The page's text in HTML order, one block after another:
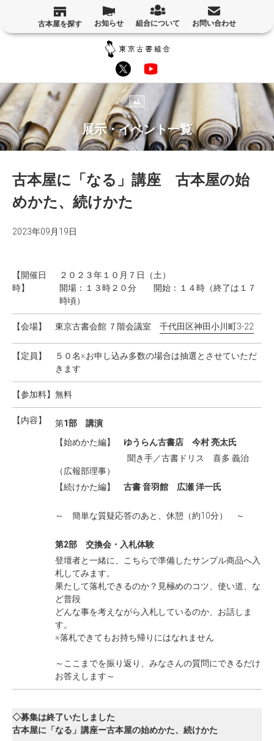
古本屋を探す お知らせ 組合について お問い合わせ
展示・イベント一覧
古本屋に「なる」講座 古本屋の始
めかた、続けかた
2023年09月19日
【開催日
時】
２０２３年１０月７日（土）
開場：１３時２０分 開始：１４時（終了は１７
時頃）
【会場】 東京古書会館 ７階会議室 千代田区神田小川町3-22
【定員】
５０名※お申し込み多数の場合は抽選とさせていただ
きます
【参加料】 無料
【内容】 第1部 講演
【始めかた編】 ゆうらん古書店 今村 亮太氏
聞き手／古書ドリス 喜多 義治
（広報部理事）
【続けかた編】 古書 音羽館 広瀬 洋一氏
～ 簡単な質疑応答のあと、休憩（約10分） ～
第2部 交換会・入札体験
登壇者と一緒に、こちらで準備したサンプル商品へ入
札してみます。
果たして落札できるのか？見極めのコツ、使い道、な
ど普段
どんな事を考えながら入札しているのか、お話しま
す。
※落札できてもお持ち帰りにはなれません
～ここまでを振り返り、みなさんの質問にできるだけ
お答えします～
◇募集は終了いたしました
古本屋に「なる」講座ー古本屋の始めかた、続けかた